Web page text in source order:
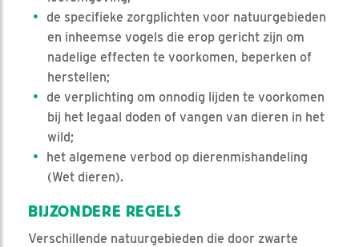
de specifieke zorgplichten voor natuurgebieden
en inheemse vogels die erop gericht zijn om
nadelige effecten te voorkomen, beperken of
herstellen;
de verplichting om onnodig lijden te voorkomen
bij het legaal doden of vangen van dieren in het
wild;
het algemene verbod op dierenmishandeling
(Wet dieren).
BIJZONDERE REGELS
Verschillende natuurgebieden die door zwarte